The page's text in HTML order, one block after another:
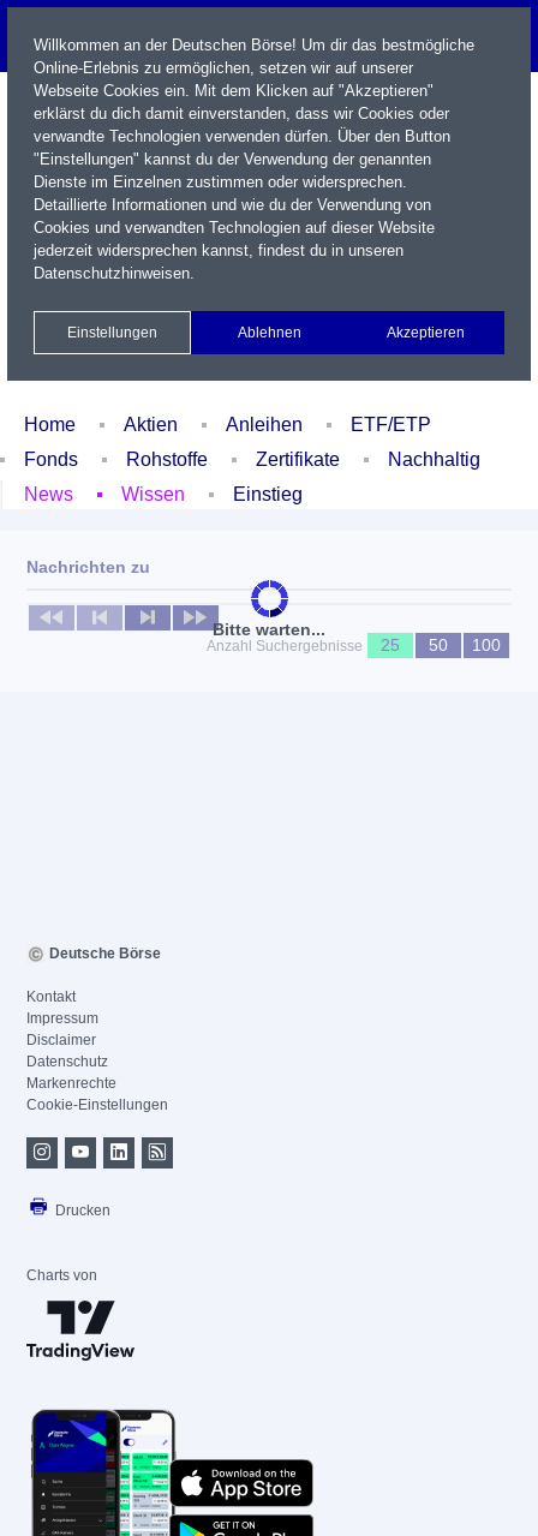
Name / WKN / ISIN / Kürzel
Xetra Realtime
Watchlist Portfolio Login
Home Aktien Anleihen
ETF/ETP
Fonds
Rohstoffe Zertifikate
Nachhaltig
News
Wissen Einstieg
Bitte warten...
Nachrichten zu
Keine News verfügbar
Anzahl Suchergebnisse
25 50 100
Willkommen an der Deutschen Börse! Um dir das bestmögliche
Online-Erlebnis zu ermöglichen, setzen wir auf unserer
Webseite Cookies ein. Mit dem Klicken auf "Akzeptieren"
erklärst du dich damit einverstanden, dass wir Cookies oder
verwandte Technologien verwenden dürfen. Über den Button
"Einstellungen" kannst du der Verwendung der genannten
Dienste im Einzelnen zustimmen oder widersprechen.
Detaillierte Informationen und wie du der Verwendung von
Cookies und verwandten Technologien auf dieser Website
jederzeit widersprechen kannst, findest du in unseren
Datenschutzhinweisen.
Einstellungen Ablehnen Akzeptieren
Deutsche Börse
Kontakt
Impressum
Disclaimer
Datenschutz
Markenrechte
Cookie-Einstellungen
Drucken
Charts von